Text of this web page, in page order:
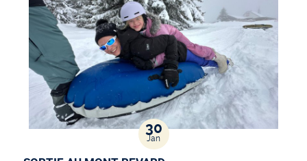
30
Jan